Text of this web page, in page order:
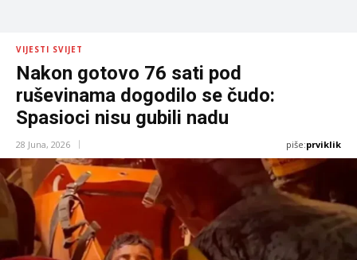
VIJESTI SVIJET
Nakon gotovo 76 sati pod
ruševinama dogodilo se čudo:
Spasioci nisu gubili nadu
28 Juna, 2026 piše:prviklik